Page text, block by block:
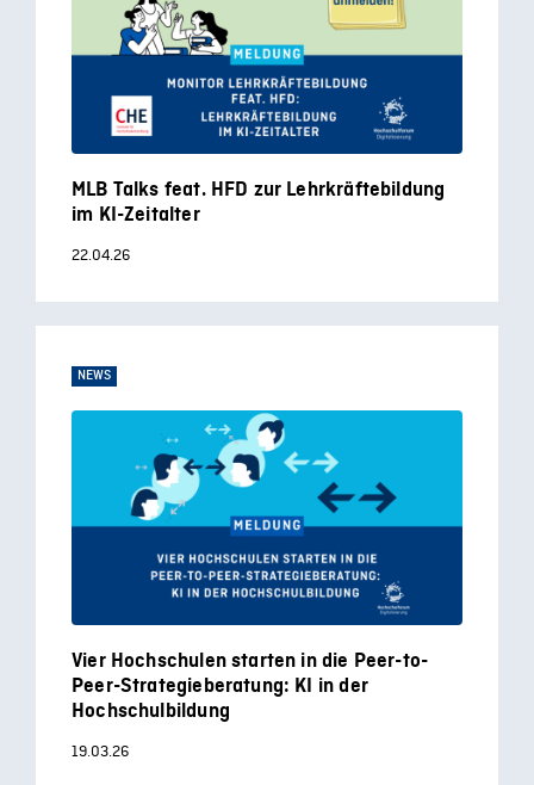
MLB Talks feat. HFD zur Lehrkräftebildung
im KI-Zeitalter
22.04.26
NEWS
Vier Hochschulen starten in die Peer-to-
Peer-Strategieberatung: KI in der
Hochschulbildung
19.03.26